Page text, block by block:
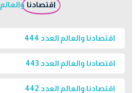
اقتصادنا والعالم
اقتصادنا والعالم العدد 444
اقتصادنا والعالم العدد 443
اقتصادنا والعالم العدد 442